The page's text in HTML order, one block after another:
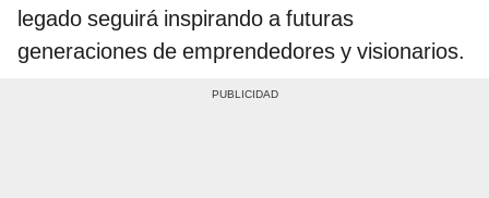
legado seguirá inspirando a futuras
generaciones de emprendedores y visionarios.